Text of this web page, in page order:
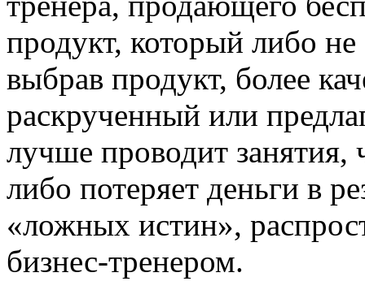
продукт, который либо не
выбрав продукт, более
раскрученный или
лучше проводит занятия,
либо потеряет деньги в
«ложных истин»,
бизнес-тренером.